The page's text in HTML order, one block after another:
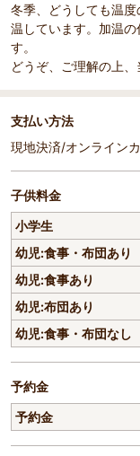
冬季、どうしても温
温しています。加温
す。
どうぞ、ご理解の上、
支払い方法
現地決済/オンライン
子供料金
小学生
幼児:食事・布団あり
幼児:食事あり
幼児:布団あり
幼児:食事・布団なし
予約金
予約金